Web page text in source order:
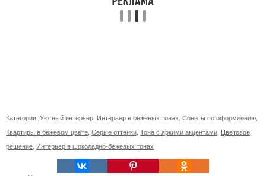
Категории: Уютный интерьер Интерьер в бежевых тонах Советы по оформлению
Квартиры в бежевом цвете Серые оттенки Тона с яркими акцентами Цветовое
решение Интерьер в шоколадно-бежевых тонах